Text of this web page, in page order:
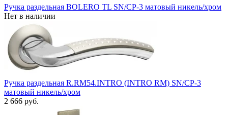
Ручка раздельная BOLERO TL SN/CP-3 матовый никель/хром
Нет в наличии
Ручка раздельная R.RM54.INTRO (INTRO RM) SN/CP-3
матовый никель/хром
2 666 руб.